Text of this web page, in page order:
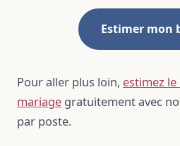
Estimer mon
Pour aller plus loin, estimez
mariage gratuitement avec
par poste.